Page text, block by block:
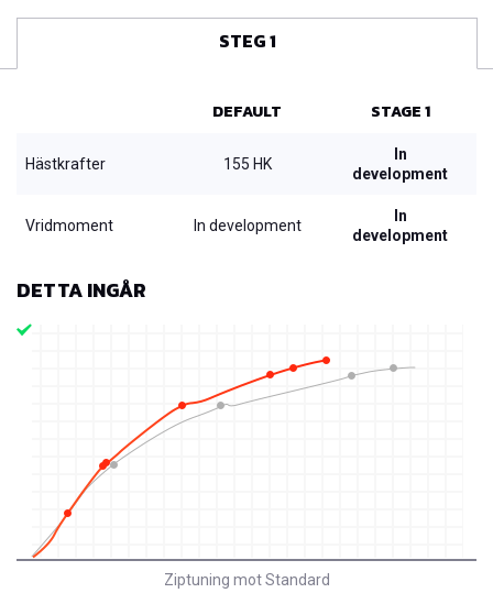
STEG 1
DEFAULT STAGE 1
Hästkrafter 155 HK
In
development
Vridmoment In development
In
development
DETTA INGÅR
Ziptuning mot Standard